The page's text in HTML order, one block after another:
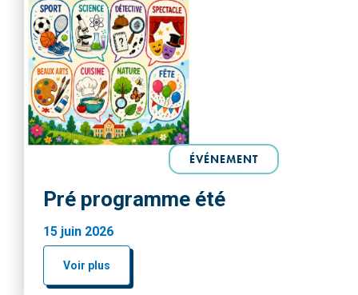
ÉVÉNEMENT
Pré programme été
15 juin 2026
Voir plus